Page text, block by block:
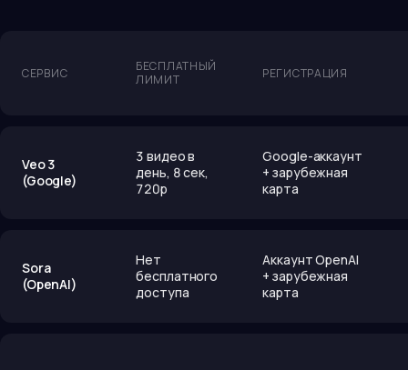
СЕРВИС
БЕСПЛАТНЫЙ
ЛИМИТ
РЕГИСТРАЦИЯ
Veo 3
(Google)
3 видео в
день, 8 сек,
720p
Google-аккаунт
+ зарубежная
карта
Sora
(OpenAI)
Нет
бесплатного
доступа
Аккаунт OpenAI
+ зарубежная
карта